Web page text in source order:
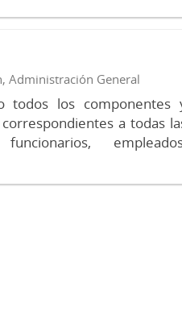
Administración General
todos los componentes
a todas